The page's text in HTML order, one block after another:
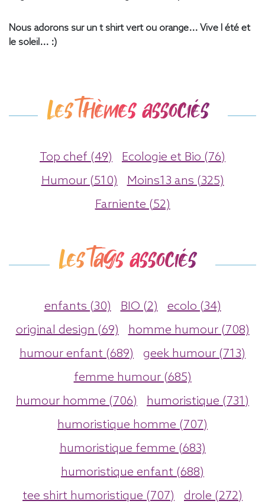
Nous adorons sur un t shirt vert ou orange... Vive l été et
le soleil... :)
Les thèmes associés
Top chef (49)
Ecologie et Bio (76)
Humour (510)
Moins13 ans (325)
Farniente (52)
Les tags associés
enfants (30) BIO (2)
ecolo (34)
original design (69)
homme humour (708)
humour enfant (689)
geek humour (713)
femme humour (685)
humour homme (706)
humoristique (731)
humoristique homme (707)
humoristique femme (683)
humoristique enfant (688)
tee shirt humoristique (707)
drole (272)